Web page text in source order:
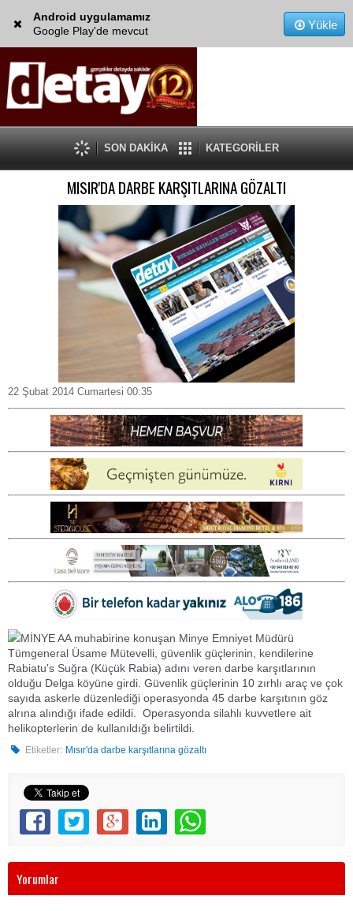
Android uygulamamız
Google Play'de mevcut
Yükle
SON DAKİKA KATEGORİLER
MISIR'DA DARBE KARŞITLARINA GÖZALTI
22 Şubat 2014 Cumartesi 00:35
MİNYE AA muhabirine konuşan Minye Emniyet Müdürü
Tümgeneral Üsame Mütevelli, güvenlik güçlerinin, kendilerine
Rabiatu's Suğra (Küçük Rabia) adını veren darbe karşıtlarının
olduğu Delga köyüne girdi. Güvenlik güçlerinin 10 zırhlı araç ve çok
sayıda askerle düzenlediği operasyonda 45 darbe karşıtının göz
alrına alındığı ifade edildi. Operasyonda silahlı kuvvetlere ait
helikopterlerin de kullanıldığı belirtildi.
Etiketler: Mısır'da darbe karşıtlarına gözaltı
Yorumlar